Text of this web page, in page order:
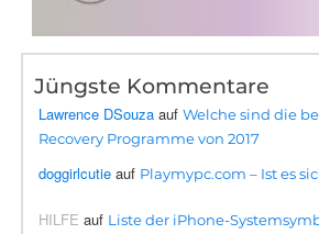
Jüngste Kommentare
Lawrence DSouza aufWelche sind die
Recovery Programme von 2017
doggirlcutie auf Playmypc.com – Ist es
HILFE auf Liste der iPhone-